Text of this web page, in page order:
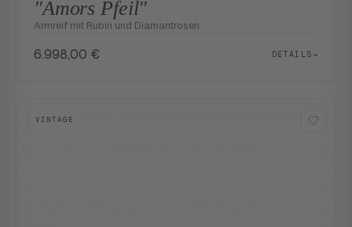
"Amors Pfeil"
Armreif mit Rubin und Diamantrosen
6.998,00 € DETAILS→
VINTAGE